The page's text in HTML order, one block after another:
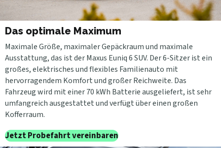
Das optimale Maximum
Maximale Größe, maximaler Gepäckraum und maximale
Ausstattung, das ist der Maxus Euniq 6 SUV. Der 6-Sitzer ist ein
großes, elektrisches und flexibles Familienauto mit
hervorragendem Komfort und großer Reichweite. Das
Fahrzeug wird mit einer 70 kWh Batterie ausgeliefert, ist sehr
umfangreich ausgestattet und verfügt über einen großen
Kofferraum.
Jetzt Probefahrt vereinbaren